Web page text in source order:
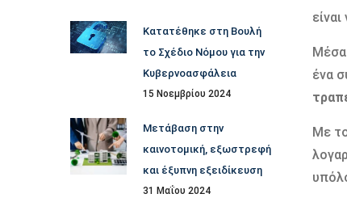
Μέσα
ένα
Με
Κατατέθηκε στη Βουλή
το Σχέδιο Νόμου για την
Κυβερνοασφάλεια
15 Νοεμβρίου 2024
Μετάβαση στην
καινοτομική, εξωστρεφή
και έξυπνη εξειδίκευση
31 Μαΐου 2024